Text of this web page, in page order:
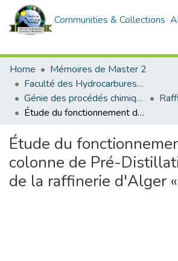
Communities & Collections
Home
Mémoires de Master 2
Faculté des Hydrocarbures et de la Chimie
Génie des procédés chimiques et pharmaceutiques
Étude du fonctionnement de la colonne de Pré-Distillation «C501» de la raffinerie d'Alger «RA1/G»
Étude du
colonne de Pré-
de la raffinerie d'Alger